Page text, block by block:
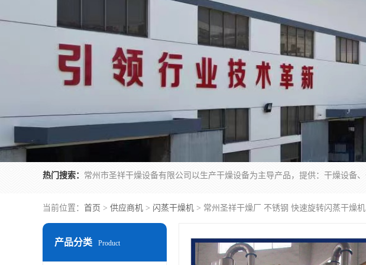
热门搜索：
当前位置： 首页 > 供应商机 > 闪蒸干燥机 > 常州圣祥干燥厂 不锈钢 快速旋转闪蒸干燥机
产品分类 Product